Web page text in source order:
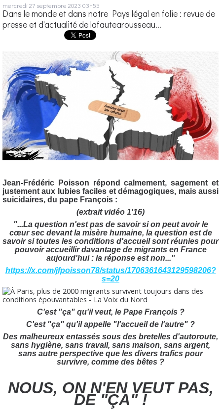
mercredi 27 septembre 2023 03h55
Dans le monde et dans notre Pays légal en folie : revue de
presse et d'actualité de lafautearousseau...
Jean-Frédéric Poisson répond calmement, sagement et
justement aux lubies faciles et démagogiques, mais aussi
suicidaires, du pape François :
(extrait vidéo 1'16)
"...La question n'est pas de savoir si on peut avoir le
cœur sec devant la misère humaine, la question est de
savoir si toutes les conditions d'accueil sont réunies pour
pouvoir accueillir davantage de migrants en France
aujourd'hui : la réponse est non..."
https://x.com/jfpoisson78/status/1706361643129598206?
s=20
C'est "ça" qu'il veut, le Pape François ?
C'est "ça" qu'il appelle "l'accueil de l'autre" ?
Des malheureux entassés sous des bretelles d'autoroute,
sans hygiène, sans travail, sans maison, sans argent,
sans autre perspective que les divers trafics pour
survivre, comme des bêtes ?
NOUS, ON N'EN VEUT PAS,
DE "ÇA" !